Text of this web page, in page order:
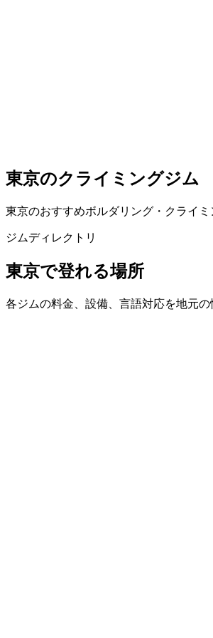
東京のクライミングジム
東京のおすすめボルダリング・クライ
ジムディレクトリ
東京で登れる場所
各ジムの料金、設備、言語対応を地元